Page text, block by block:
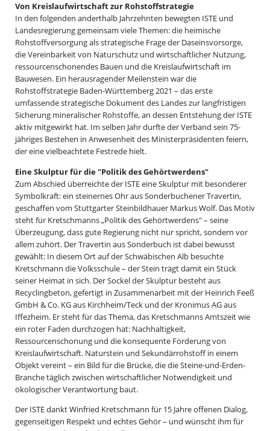
Von Kreislaufwirtschaft zur Rohstoffstrategie
In den folgenden anderthalb Jahrzehnten bewegten ISTE und
Landesregierung gemeinsam viele Themen: die heimische
Rohstoffversorgung als strategische Frage der Daseinsvorsorge,
die Vereinbarkeit von Naturschutz und wirtschaftlicher Nutzung,
ressourcenschonendes Bauen und die Kreislaufwirtschaft im
Bauwesen. Ein herausragender Meilenstein war die
Rohstoffstrategie Baden-Württemberg 2021 – das erste
umfassende strategische Dokument des Landes zur langfristigen
Sicherung mineralischer Rohstoffe, an dessen Entstehung der ISTE
aktiv mitgewirkt hat. Im selben Jahr durfte der Verband sein 75-
jähriges Bestehen in Anwesenheit des Ministerpräsidenten feiern,
der eine vielbeachtete Festrede hielt.
Eine Skulptur für die "Politik des Gehörtwerdens"
Zum Abschied überreichte der ISTE eine Skulptur mit besonderer
Symbolkraft: ein steinernes Ohr aus Sonderbuchener Travertin,
geschaffen vom Stuttgarter Steinbildhauer Markus Wolf. Das Motiv
steht für Kretschmanns „Politik des Gehörtwerdens" – seine
Überzeugung, dass gute Regierung nicht nur spricht, sondern vor
allem zuhört. Der Travertin aus Sonderbuch ist dabei bewusst
gewählt: In diesem Ort auf der Schwäbischen Alb besuchte
Kretschmann die Volksschule – der Stein trägt damit ein Stück
seiner Heimat in sich. Der Sockel der Skulptur besteht aus
Recyclingbeton, gefertigt in Zusammenarbeit mit der Heinrich Feeß
GmbH & Co. KG aus Kirchheim/Teck und der Kronimus AG aus
Iffezheim. Er steht für das Thema, das Kretschmanns Amtszeit wie
ein roter Faden durchzogen hat: Nachhaltigkeit,
Ressourcenschonung und die konsequente Förderung von
Kreislaufwirtschaft. Naturstein und Sekundärrohstoff in einem
Objekt vereint – ein Bild für die Brücke, die die Steine-und-Erden-
Branche täglich zwischen wirtschaftlicher Notwendigkeit und
ökologischer Verantwortung baut.
Der ISTE dankt Winfried Kretschmann für 15 Jahre offenen Dialog,
gegenseitigen Respekt und echtes Gehör – und wünscht ihm für